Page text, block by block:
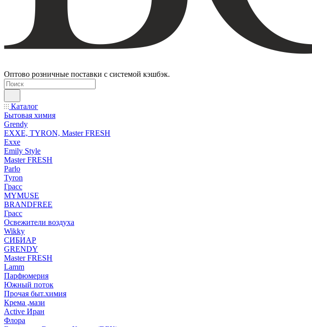
Оптово розничные поставки с системой кэшбэк.
Каталог
Бытовая химия
Grendy
EXXE, TYRON, Master FRESH
Exxe
Emily Style
Master FRESH
Parlo
Tyron
Грасс
MYMUSE
BRANDFREE
Грасс
Освежители воздуха
Wikky
СИБИАР
GRENDY
Master FRESH
Lamm
Парфюмерия
Южный поток
Прочая быт.химия
Крема ,мази
Аctive Иран
Флора